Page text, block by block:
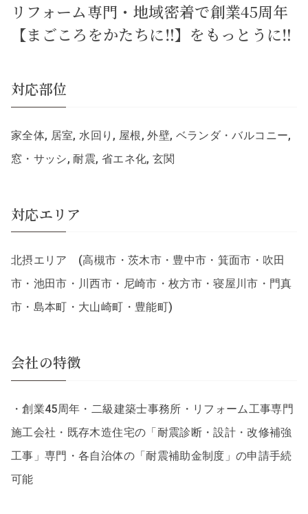
リフォーム専門・地域密着で創業45周年
【まごころをかたちに‼】をもっとうに‼
対応部位
家全体, 居室, 水回り, 屋根, 外壁, ベランダ・バルコニー,
窓・サッシ, 耐震, 省エネ化, 玄関
対応エリア
北摂エリア (高槻市・茨木市・豊中市・箕面市・吹田
市・池田市・川西市・尼崎市・枚方市・寝屋川市・門真
市・島本町・大山崎町・豊能町)
会社の特徴
・創業45周年・二級建築士事務所・リフォーム工事専門
施工会社・既存木造住宅の「耐震診断・設計・改修補強
工事」専門・各自治体の「耐震補助金制度」の申請手続
可能